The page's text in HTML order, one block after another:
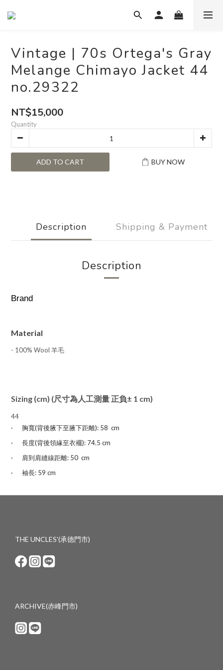
Vintage | 70s Ortega's Gray
Melange Chimayo Jacket 44
no.29322
NT$15,000
Quantity
ADD TO CART BUY NOW
Description Shipping & Payment
Description
Brand
Material
- 100% Wool 羊毛
Sizing (cm) (尺寸為人工測量 正負± 1 cm)
44
·
胸寬(背後腋下至腋下距離): 58 cm
·
長度(背後領緣至衣襬): 74.5 cm
·
肩到肩縫線距離: 50 cm
·
袖長: 59 cm
THE UNCLES'(承德門市)
ARCHIVE(赤峰門市)